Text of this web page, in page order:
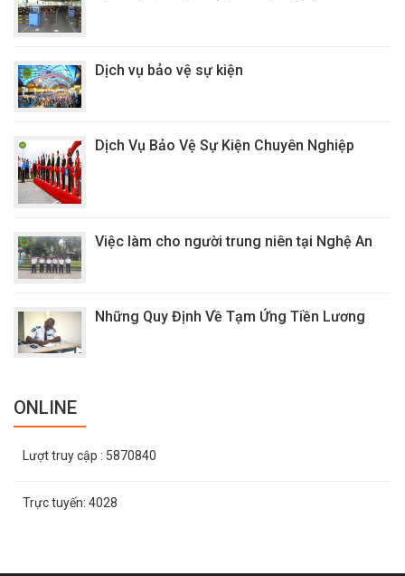
Dịch vụ bảo vệ sự kiện
Dịch Vụ Bảo Vệ Sự Kiện Chuyên Nghiệp
Việc làm cho người trung niên tại Nghệ An
Những Quy Định Về Tạm Ứng Tiền Lương
ONLINE
Lượt truy cập : 5870840
Trực tuyến: 4028